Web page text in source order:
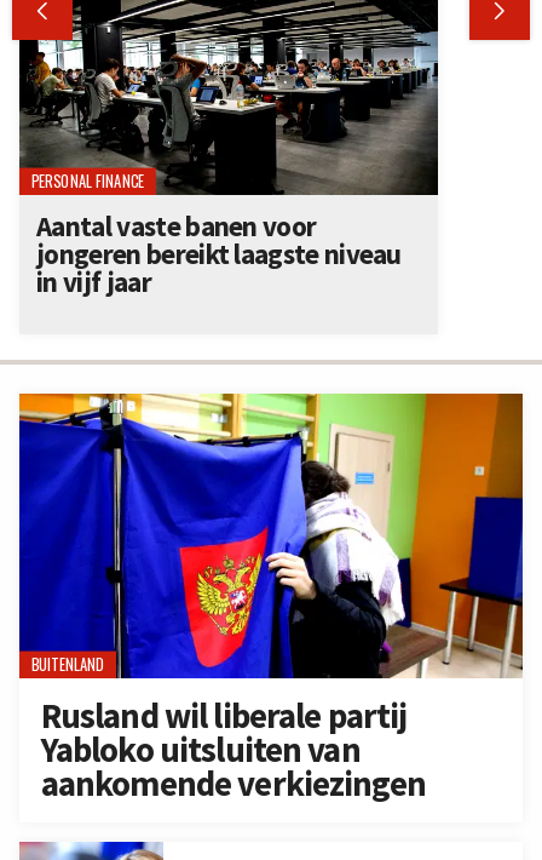
BUITENLAND
Rusland wil liberale partij
Yabloko uitsluiten van
aankomende verkiezingen
 
PERSONAL FINANCE
Aantal vaste banen voor
jongeren bereikt laagste niveau
in vijf jaar